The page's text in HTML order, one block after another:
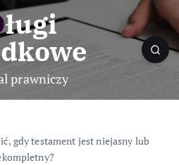
prawniczy
gdy testament jest niejasny lub